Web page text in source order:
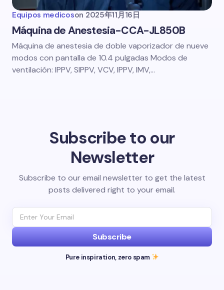
Equipos medicoson 2025年11月16日
Máquina de Anestesia-CCA-JL850B
Máquina de anestesia de doble vaporizador de nueve
modos con pantalla de 10.4 pulgadas Modos de
ventilación: IPPV, SIPPV, VCV, IPPV, IMV,…
Subscribe to our
Newsletter
Subscribe to our email newsletter to get the latest
posts delivered right to your email.
Subscribe
Pure inspiration, zero spam